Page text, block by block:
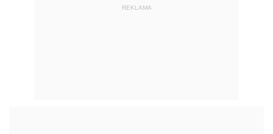
REKLAMA